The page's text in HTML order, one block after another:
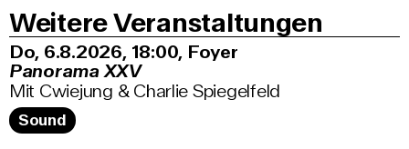
Weitere Veranstaltungen
Do, 6.8.2026 18:00, Foyer
Panorama XXV
Mit Cwiejung & Charlie Spiegelfeld
Sound